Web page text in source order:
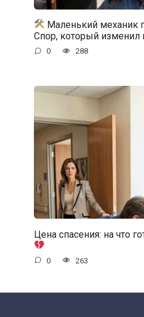
Маленький механик
Спор, который изменил
0 288
Цена спасения: на что
0 263